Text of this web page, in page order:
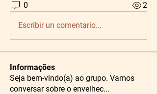
0 2
Escribir un comentario...
Informações
Seja bem-vindo(a) ao grupo. Vamos
conversar sobre o envelhec...